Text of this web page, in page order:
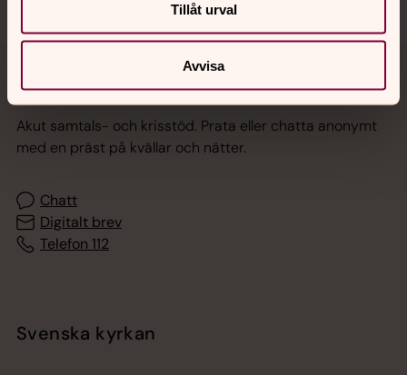
Tillåt urval
Avvisa
Jourhavande präst
Akut samtals- och krisstöd. Prata eller chatta anonymt
med en präst på kvällar och nätter.
Chatt
Digitalt brev
Telefon 112
Svenska kyrkan